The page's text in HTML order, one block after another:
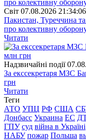
Свiт 07.08.2026 21:34:06
Пакистан, Туреччина
про колективну
Читати
Надзвичайні події
За екссекретаря МЗС
грн
Читати
Теги
АТО УПЦ РФ США
Донбасс Украина ЕС
ГПУ суд війна в Україні
НАБУ пожар Польша